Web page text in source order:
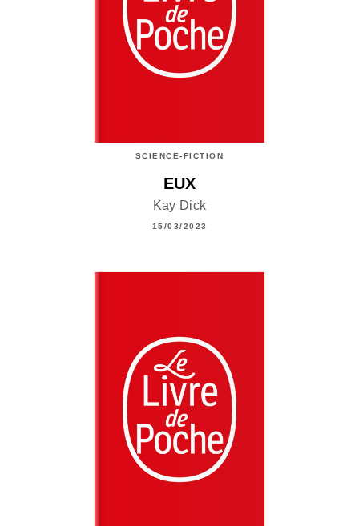
SCIENCE-FICTION
EUX
Kay Dick
15/03/2023